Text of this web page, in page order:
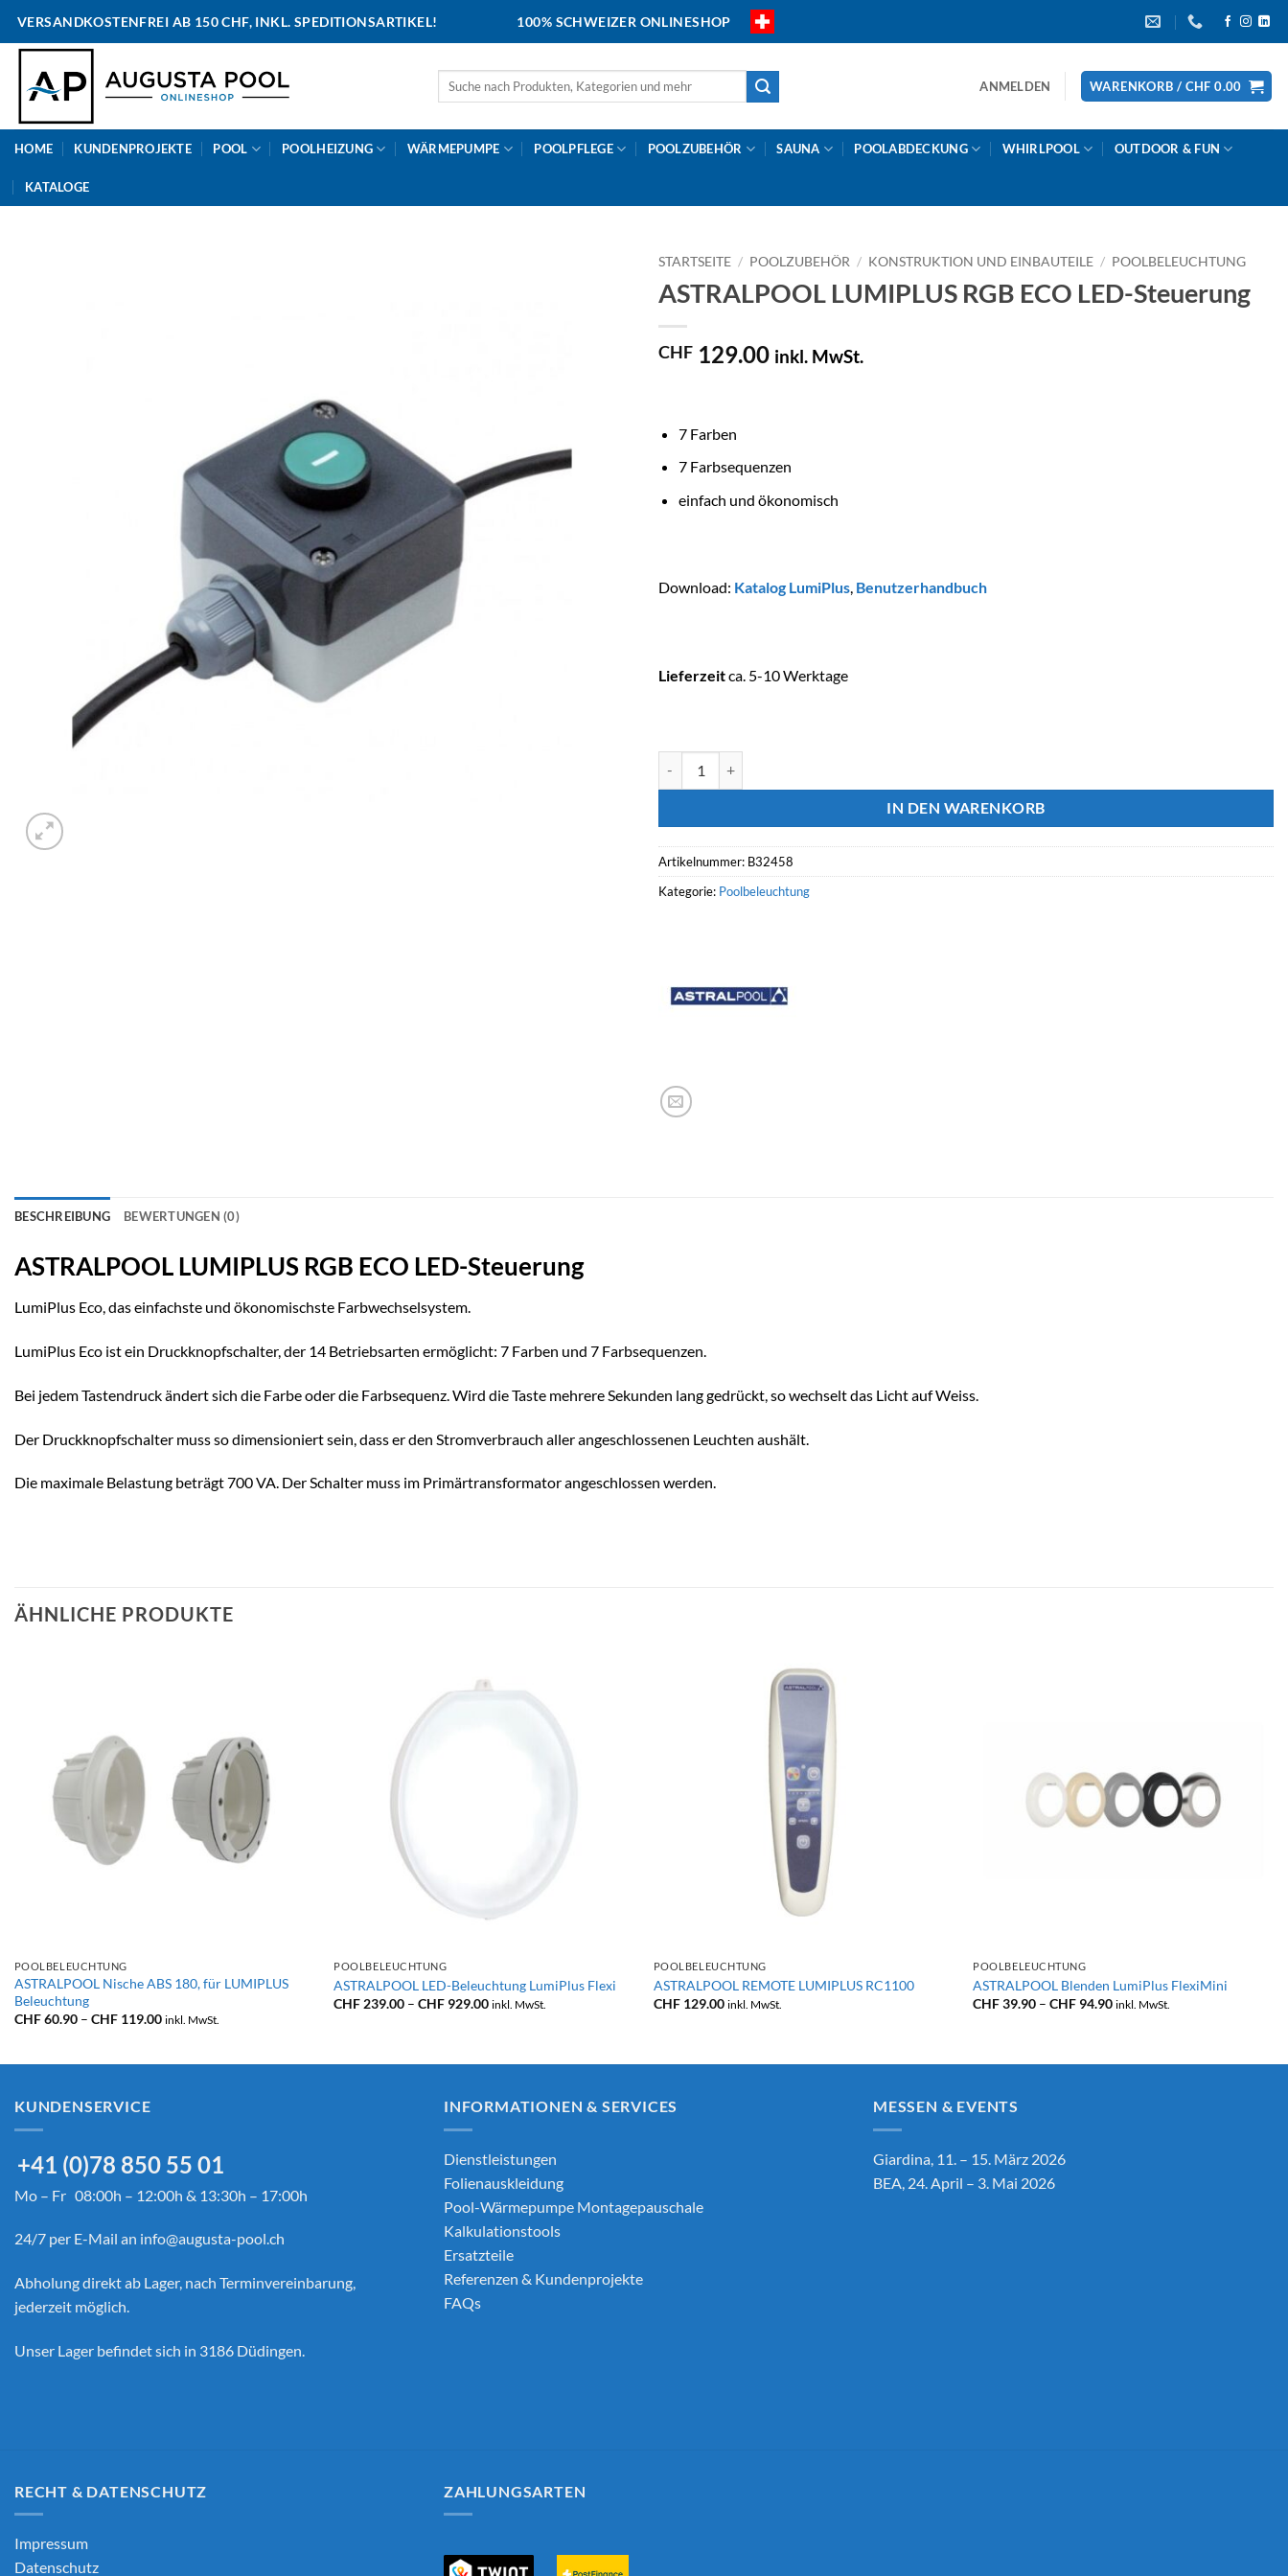
VERSANDKOSTENFREI AB 150 CHF, INKL. SPEDITIONSARTIKEL! 100% SCHWEIZER ONLINESHOP
Suche
ANMELDEN WARENKORB / CHF 0.00
HOME KUNDENPROJEKTE POOL POOLHEIZUNG WÄRMEPUMPE POOLPFLEGE POOLZUBEHÖR SAUNA POOLABDECKUNG WHIRLPOOL OUTDOOR & FUN
KATALOGE
STARTSEITE / POOLZUBEHÖR / KONSTRUKTION UND EINBAUTEILE / POOLBELEUCHTUNG
ASTRALPOOL LUMIPLUS RGB ECO LED-Steuerung
CHF 129.00 inkl. MwSt.
7 Farben
7 Farbsequenzen
einfach und ökonomisch
Download: Katalog LumiPlus, Benutzerhandbuch
Lieferzeitca. 5-10 Werktage
IN DEN WARENKORB
Artikelnummer: B32458
Kategorie: Poolbeleuchtung
BESCHREIBUNG BEWERTUNGEN (0)
ASTRALPOOL LUMIPLUS RGB ECO LED-Steuerung
LumiPlus Eco, das einfachste und ökonomischste Farbwechselsystem.
LumiPlus Eco ist ein Druckknopfschalter, der 14 Betriebsarten ermöglicht: 7 Farben und 7 Farbsequenzen.
Bei jedem Tastendruck ändert sich die Farbe oder die Farbsequenz. Wird die Taste mehrere Sekunden lang gedrückt, so wechselt das Licht auf Weiss.
Der Druckknopfschalter muss so dimensioniert sein, dass er den Stromverbrauch aller angeschlossenen Leuchten aushält.
Die maximale Belastung beträgt 700 VA. Der Schalter muss im Primärtransformator angeschlossen werden.
ÄHNLICHE PRODUKTE
POOLBELEUCHTUNG
ASTRALPOOL Nische ABS 180, für LUMIPLUS
Beleuchtung
CHF60.90 – CHF119.00Preisspanne:
inkl. MwSt.
POOLBELEUCHTUNG
ASTRALPOOL LED-Beleuchtung LumiPlus Flexi
CHF 239.00 –CHF 929.00Preisspanne:
inkl. MwSt.
POOLBELEUCHTUNG
ASTRALPOOL REMOTE LUMIPLUS RC1100
CHF129.00 inkl. MwSt.
POOLBELEUCHTUNG
ASTRALPOOL Blenden LumiPlus FlexiMini
CHF39.90 –CHF 94.90Preisspanne:
inkl. MwSt.
KUNDENSERVICE
+41 (0)78 850 55 01
Mo – Fr 08:00h – 12:00h & 13:30h – 17:00h
24/7 per E-Mail an info@augusta-pool.ch
Abholung direkt ab Lager, nach Terminvereinbarung,
jederzeit möglich.
Unser Lager befindet sich in 3186 Düdingen.
INFORMATIONEN & SERVICES
Dienstleistungen
Folienauskleidung
Pool-Wärmepumpe Montagepauschale
Kalkulationstools
Ersatzteile
Referenzen & Kundenprojekte
FAQs
MESSEN & EVENTS
Giardina, 11. – 15. März 2026
BEA, 24. April – 3. Mai 2026
RECHT & DATENSCHUTZ
Impressum
Datenschutz
ZAHLUNGSARTEN